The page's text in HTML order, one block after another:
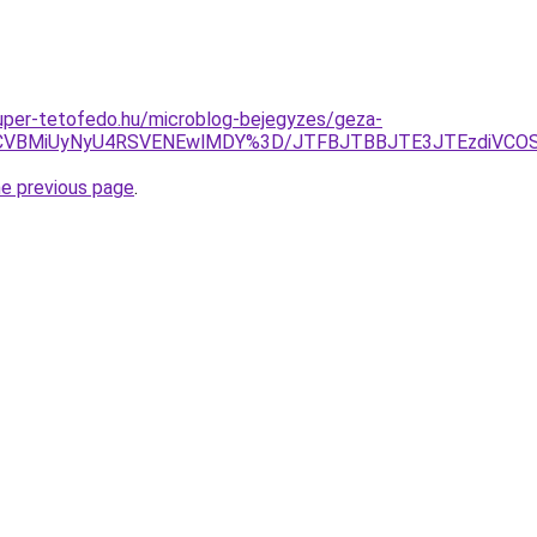
tetofedo.hu/microblog-bejegyzes/geza-
previous page.